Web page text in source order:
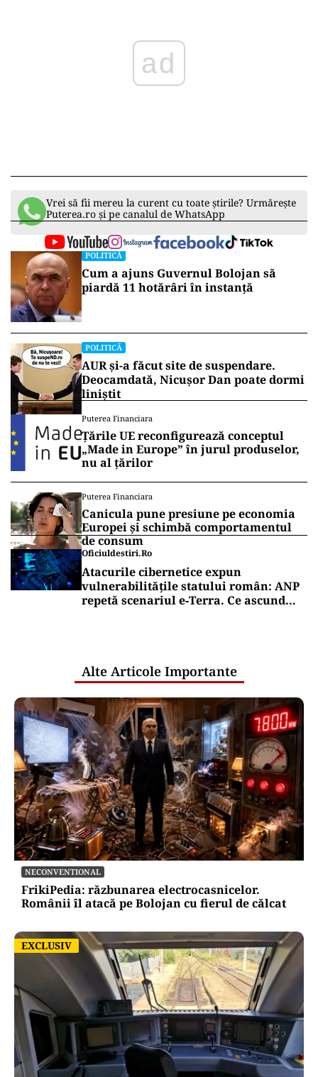
ad
Vrei să fii mereu la curent cu toate știrile? Urmărește
Puterea.ro și pe canalul de WhatsApp
POLITICĂ
Cum a ajuns Guvernul Bolojan să
piardă 11 hotărâri în instanță
POLITICĂ
AUR și-a făcut site de suspendare.
Deocamdată, Nicușor Dan poate dormi
liniștit
Puterea Financiara
Țările UE reconfigurează conceptul
„Made in Europe” în jurul produselor,
nu al țărilor
Puterea Financiara
Canicula pune presiune pe economia
Europei și schimbă comportamentul
de consum
Oficiuldestiri.ro
Atacurile cibernetice expun
vulnerabilitățile statului român: ANP
repetă scenariul e‑Terra. Ce ascund
Alte Articole Importante
NECONVENTIONAL
FrikiPedia: răzbunarea electrocasnicelor.
Românii îl atacă pe Bolojan cu fierul de călcat
EXCLUSIV
EXCLUSIV